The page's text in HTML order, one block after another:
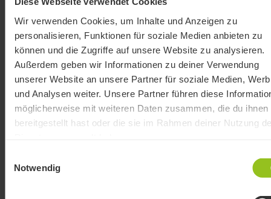
Wir verwenden Cookies, um Inhalte und Anzeigen zu
personalisieren, Funktionen für soziale Medien anbieten zu
können und die Zugriffe auf unsere Website zu analysieren.
Außerdem geben wir Informationen zu deiner Verwendung
unserer Website an unsere Partner für soziale Medien,
und Analysen weiter. Unsere Partner führen diese
möglicherweise mit weiteren Daten zusammen, die du ihnen
bereitgestellt hast oder die sie im Rahmen deiner Nutzung
Notwendig